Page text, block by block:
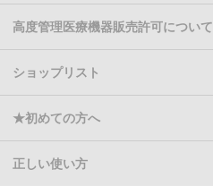
高度管理医療機器販売許可について
ショップリスト
★初めての方へ
正しい使い方